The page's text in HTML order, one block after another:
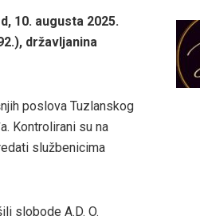
10. augusta 2025.
državljanina
poslova Tuzlanskog
Kontrolirani su na
službenicima
slobode A.D. O.